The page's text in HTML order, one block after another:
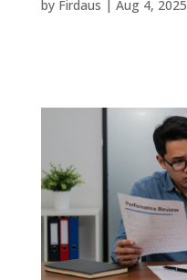
by Firdaus | Aug 4, 2025